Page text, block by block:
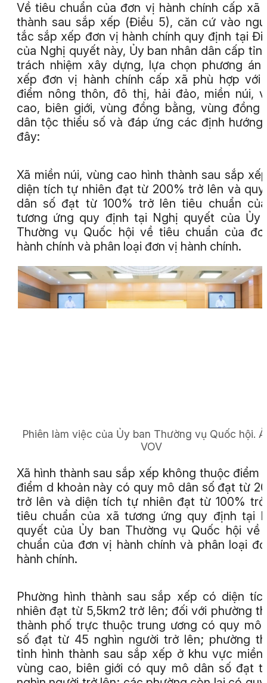
Về tiêu chuẩn của đơn vị hành chính cấp xã
thành sau sắp xếp (Điều 5), căn cứ vào
tắc sắp xếp đơn vị hành chính quy định tại
của Nghị quyết này, Ủy ban nhân dân cấp
trách nhiệm xây dựng, lựa chọn phương án
xếp đơn vị hành chính cấp xã phù hợp với
điểm nông thôn, đô thị, hải đảo, miền núi,
cao, biên giới, vùng đồng bằng, vùng đồng
dân tộc thiểu số và đáp ứng các định hướng
đây:
Xã miền núi, vùng cao hình thành sau sắp
diện tích tự nhiên đạt từ 200% trở lên và
dân số đạt từ 100% trở lên tiêu chuẩn
tương ứng quy định tại Nghị quyết của Ủy
Thường vụ Quốc hội về tiêu chuẩn của
hành chính và phân loại đơn vị hành chính.
Phiên làm việc của Ủy ban Thường vụ Quốc hội.
VOV
Xã hình thành sau sắp xếp không thuộc điểm
điểm d khoản này có quy mô dân số đạt từ
trở lên và diện tích tự nhiên đạt từ 100%
tiêu chuẩn của xã tương ứng quy định tại
quyết của Ủy ban Thường vụ Quốc hội về
chuẩn của đơn vị hành chính và phân loại
hành chính.
Phường hình thành sau sắp xếp có diện
nhiên đạt từ 5,5km2 trở lên; đối với phường
thành phố trực thuộc trung ương có quy mô
số đạt từ 45 nghìn người trở lên; phường
tỉnh hình thành sau sắp xếp ở khu vực miền
vùng cao, biên giới có quy mô dân số đạt